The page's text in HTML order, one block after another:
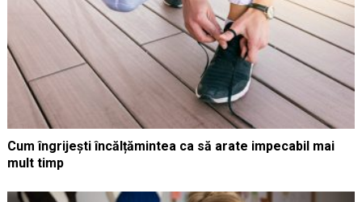
Cum îngrijești încălțămintea ca să arate impecabil mai
mult timp